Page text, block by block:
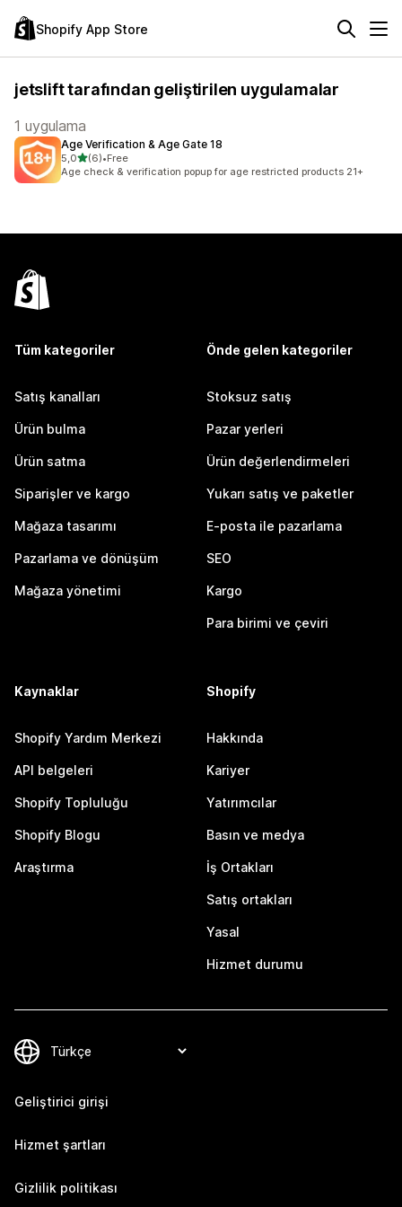
Shopify App Store
jetslift tarafından geliştirilen uygulamalar
1 uygulama
Age Verification & Age Gate 18
5,05 yıldız üzerinden
(6)
toplam 6 değerlendirme
•Free
Age check & verification popup for age restricted products 21+
Tüm kategoriler
Satış kanalları
Ürün bulma
Ürün satma
Siparişler ve kargo
Mağaza tasarımı
Pazarlama ve dönüşüm
Mağaza yönetimi
Önde gelen kategoriler
Stoksuz satış
Pazar yerleri
Ürün değerlendirmeleri
Yukarı satış ve paketler
E-posta ile pazarlama
SEO
Kargo
Para birimi ve çeviri
Kaynaklar
Shopify Yardım Merkezi
API belgeleri
Shopify Topluluğu
Shopify Blogu
Araştırma
Shopify
Hakkında
Kariyer
Yatırımcılar
Basın ve medya
İş Ortakları
Satış ortakları
Yasal
Hizmet durumu
Geliştirici girişi
Hizmet şartları
Gizlilik politikası